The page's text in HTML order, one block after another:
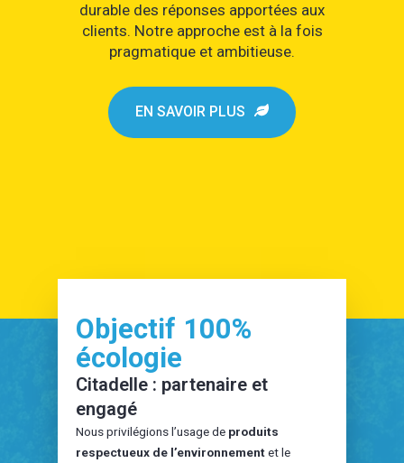
durable des réponses apportées aux
clients. Notre approche est à la fois
pragmatique et ambitieuse.
EN SAVOIR PLUS
Objectif 100%
écologie
Citadelle : partenaire et
engagé
Nous privilégions l’usage de produits
respectueux de l’environnementet le